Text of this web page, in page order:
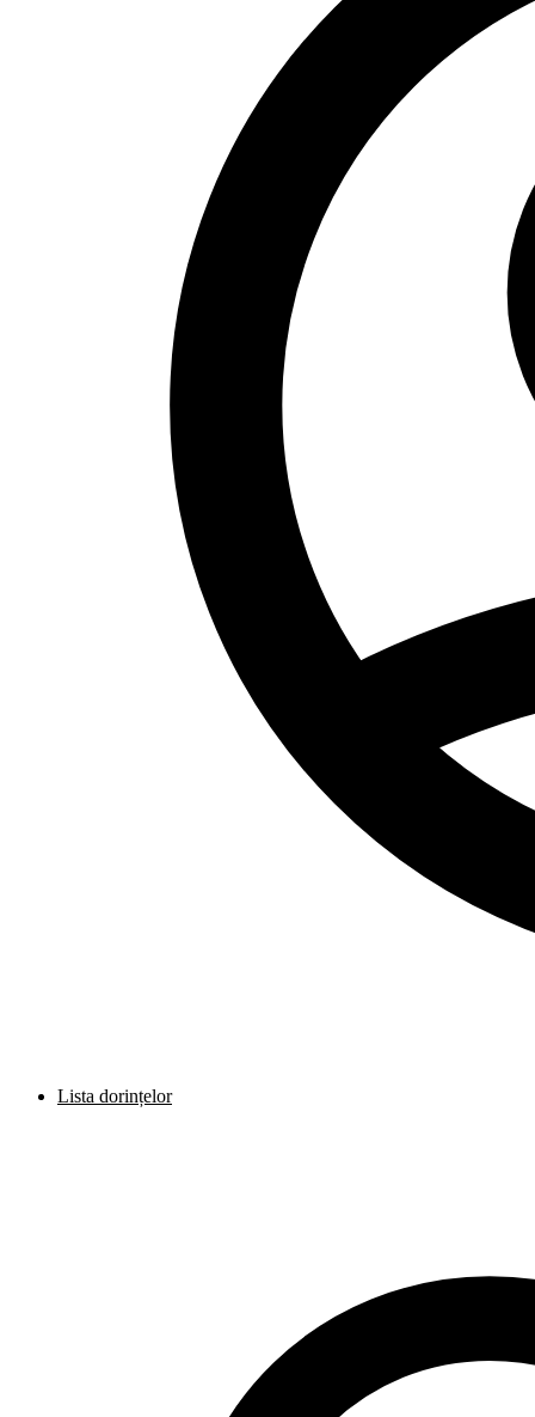
Lista dorințelor